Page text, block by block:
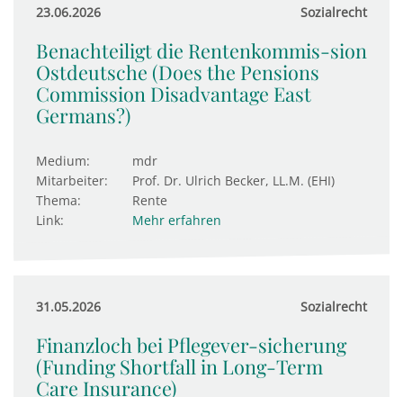
23.06.2026 Sozialrecht
Benachteiligt die Rentenkommis-sion
Ostdeutsche (Does the Pensions
Commission Disadvantage East
Germans?)
Medium:
mdr
Mitarbeiter:
Prof. Dr. Ulrich Becker, LL.M. (EHI)
Thema:
Rente
Link:
Mehr erfahren
31.05.2026 Sozialrecht
Finanzloch bei Pflegever-sicherung
(Funding Shortfall in Long-Term
Care Insurance)